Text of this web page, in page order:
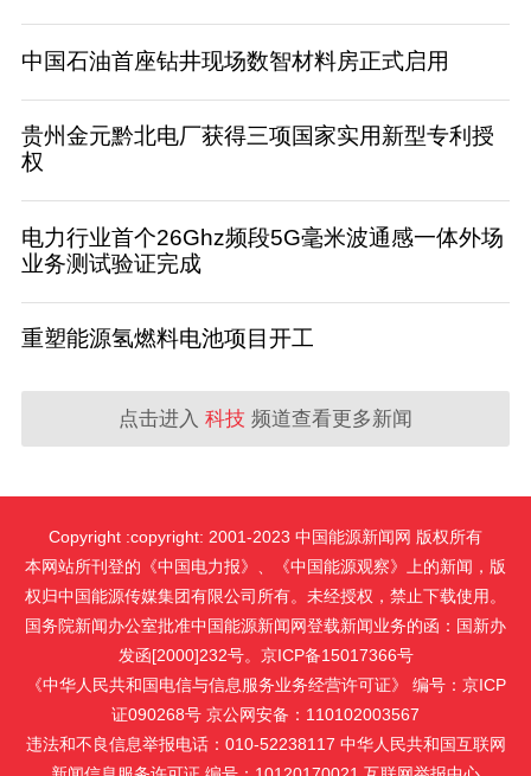
中国石油首座钻井现场数智材料房正式启用
贵州金元黔北电厂获得三项国家实用新型专利授
权
电力行业首个26Ghz频段5G毫米波通感一体外场
业务测试验证完成
重塑能源氢燃料电池项目开工
点击进入 科技 频道查看更多新闻
Copyright :copyright: 2001-2023 中国能源新闻网 版权所有
本网站所刊登的《中国电力报》、《中国能源观察》上的新闻，版
权归中国能源传媒集团有限公司所有。未经授权，禁止下载使用。
国务院新闻办公室批准中国能源新闻网登载新闻业务的函：国新办
发函[2000]232号。京ICP备15017366号
《中华人民共和国电信与信息服务业务经营许可证》 编号：京ICP
证090268号 京公网安备：110102003567
违法和不良信息举报电话：010-52238117 中华人民共和国互联网